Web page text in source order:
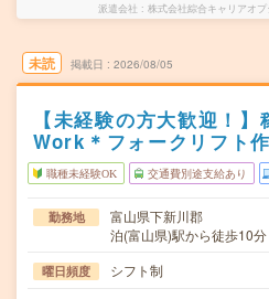
派遣会社 株式会社綜合キャリアオ
未読 掲載日 2026/08/05
【未経験の方大歓迎！
Work＊フォークリフト
職種未経験OK 交通費別途支給あり
勤務地
富山県下新川郡
泊(富山県)駅から徒歩10分
曜日頻度
シフト制